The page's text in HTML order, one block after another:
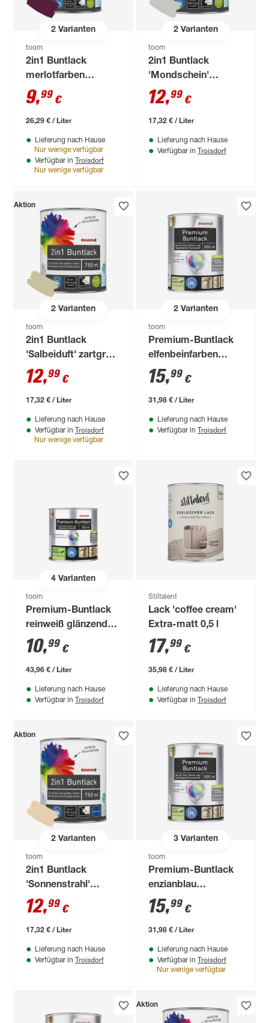
2Varianten
toom
2in1 Buntlack
merlotfarben
seidenmatt 375 ml
9,99 €
26,29 € / Liter
Lieferung nach Hause
Nur wenige verfügbar
Verfügbar in Troisdorf
Nur wenige verfügbar
2Varianten
toom
2in1 Buntlack
'Mondschein'
lichtgrau seidenmatt
750 ml
12,99 €
17,32 € / Liter
Lieferung nach Hause
Verfügbar in Troisdorf
2Varianten
Aktion
toom
2in1 Buntlack
'Salbeiduft' zartgrün
seidenmatt 750 ml
12,99 €
17,32 € / Liter
Lieferung nach Hause
Verfügbar in Troisdorf
Nur wenige verfügbar
2Varianten
toom
Premium-Buntlack
elfenbeinfarben
seidenmatt 500 ml
15,99 €
31,98 € / Liter
Lieferung nach Hause
Verfügbar in Troisdorf
4Varianten
toom
Premium-Buntlack
reinweiß glänzend
250 ml
10,99 €
43,96 € / Liter
Lieferung nach Hause
Verfügbar in Troisdorf
Stiltalent
Lack 'coffee cream'
Extra-matt 0,5 l
17,99 €
35,98 € / Liter
Lieferung nach Hause
Verfügbar in Troisdorf
2Varianten
Aktion
toom
2in1 Buntlack
'Sonnenstrahl'
hellelfenbein
glänzend 750 ml
12,99 €
17,32 € / Liter
Lieferung nach Hause
Verfügbar in Troisdorf
3Varianten
toom
Premium-Buntlack
enzianblau
seidenmatt 500 ml
15,99 €
31,98 € / Liter
Lieferung nach Hause
Verfügbar in Troisdorf
Nur wenige verfügbar
Aktion